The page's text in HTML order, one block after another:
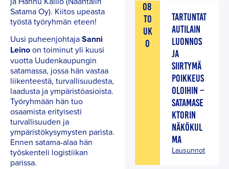
Satama Oy). Kiitos upeasta
työstä työryhmän eteen!
Uusi puheenjohtajaSanni
Leinoon toiminut yli kuusi
vuotta Uudenkaupungin
satamassa, jossa hän vastaa
liikenteestä, turvallisuudesta,
laadusta ja ympäristöasioista.
Työryhmään hän tuo
osaamista erityisesti
turvallisuuden ja
ympäristökysymysten parista.
Ennen satama-alaa hän
työskenteli logistiikan
parissa.
08
TO
UK
O
TARTUNTAT
AUTILAIN
LUONNOS
JA
SIIRTYMÄ
POIKKEUS
OLOIHIN –
SATAMASE
KTORIN
NÄKÖKUL
MA
Lausunnot